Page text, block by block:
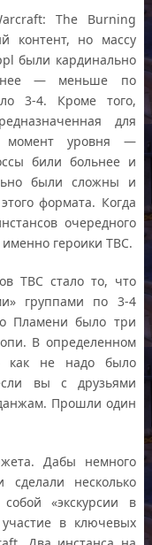
The Burning
контент, но массу
были кардинально
— меньше по
3-4. Кроме того,
для
момент уровня —
били больнее и
были сложны и
формата. Когда
очередного
героики ТВС.
ТВС стало то, что
группами по 3-4
Пламени было три
В определенном
как не надо было
вы с друзьями
Прошли один
Дабы немного
сделали несколько
«экскурсии в
в ключевых